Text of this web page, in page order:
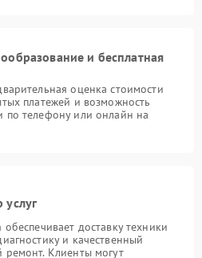
и бесплатная
оценка стоимости
платежей и возможность
по телефону или онлайн на
доставку техники
и качественный
ремонт. Клиенты могут